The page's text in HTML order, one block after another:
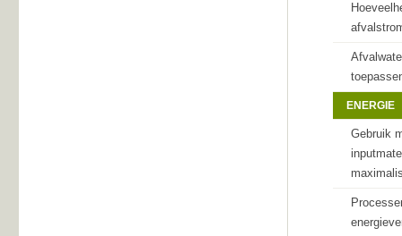
ENERGIE
Gebruik